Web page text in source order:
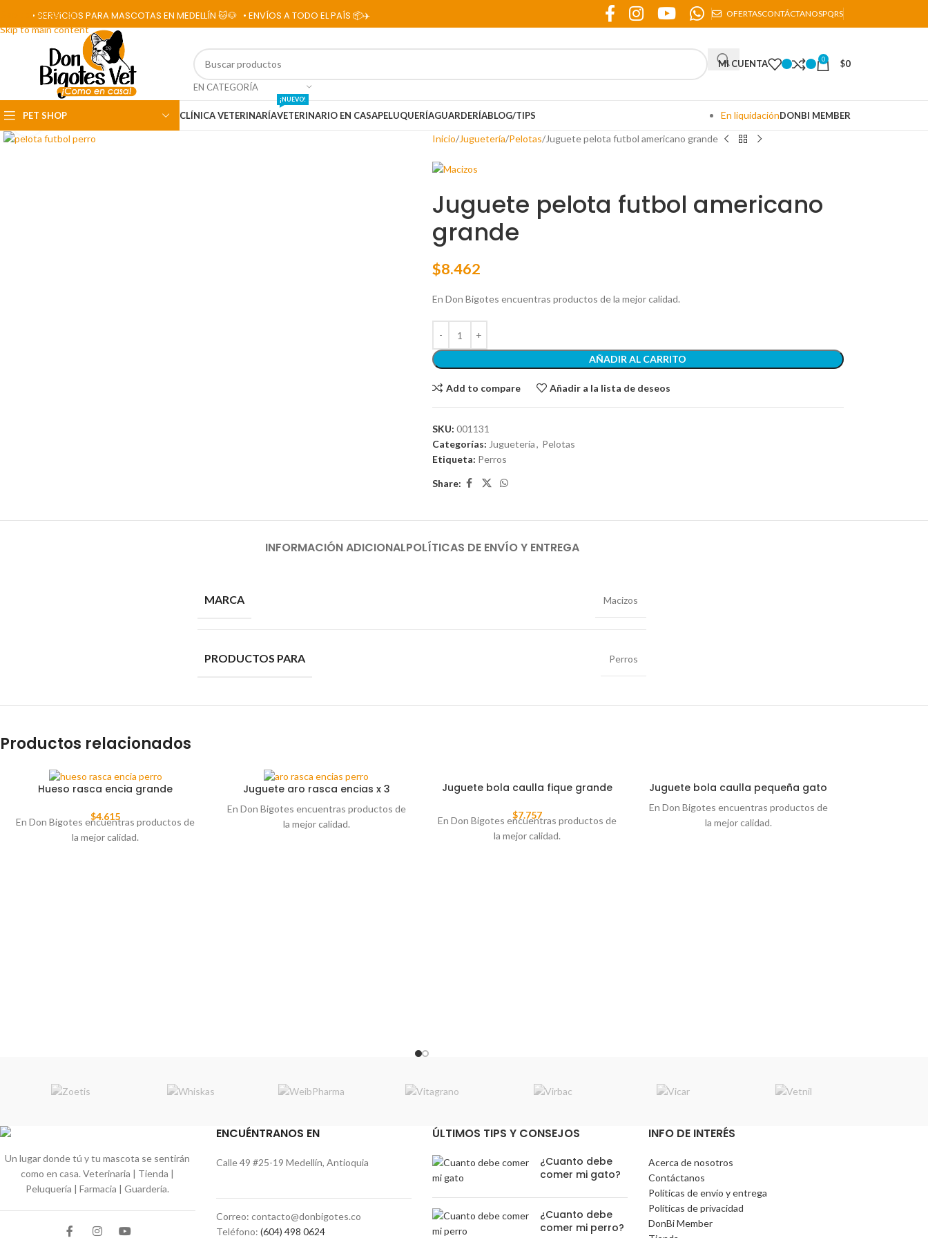
Skip to navigation
Skip to main content
• SERVICIOS PARA MASCOTAS EN MEDELLÍN 🐱🐶 • ENVÍOS A TODO EL PAÍS 📦✈️ OFERTASCONTÁCTANOSPQRS
EN CATEGORÍA
MI CUENTA 0 $0
PET SHOP CLÍNICA VETERINARÍAVETERINARIO EN CASA
¡NUEVO!
PELUQUERÍAGUARDERÍABLOG/TIPS En liquidaciónDONBI MEMBER
Click para ampliar
Inicio Juguetería Pelotas Juguete pelota futbol americano grande
Juguete pelota futbol americano
grande
$8.462
En Don Bigotes encuentras productos de la mejor calidad.
AÑADIR AL CARRITO
Add to compare Añadir a la lista de deseos
SKU: 001131
Categorías: Juguetería, Pelotas
Etiqueta: Perros
Share:
INFORMACIÓN ADICIONALPOLÍTICAS DE ENVÍO Y ENTREGA
MARCA Macizos
PRODUCTOS PARA Perros
Productos relacionados
Hueso rasca encia grande
$4.615
En Don Bigotes encuentras productos de
la mejor calidad.
Juguete aro rasca encias x 3
En Don Bigotes encuentras productos de
la mejor calidad.
Juguete bola caulla fique grande
$7.757
En Don Bigotes encuentras productos de
la mejor calidad.
Juguete bola caulla pequeña gato
En Don Bigotes encuentras productos de
la mejor calidad.
Un lugar donde tú y tu mascota se sentirán
como en casa. Veterinaria | Tienda |
Peluquería | Farmacia | Guardería.
ENCUÉNTRANOS EN
Calle 49 #25-19 Medellín, Antioquia
Correo: contacto@donbigotes.co
Teléfono: (604) 498 0624
ÚLTIMOS TIPS Y CONSEJOS
¿Cuanto debe
comer mi gato?
¿Cuanto debe
comer mi perro?
INFO DE INTERÉS
Acerca de nosotros
Contáctanos
Políticas de envío y entrega
Políticas de privacidad
DonBi Member